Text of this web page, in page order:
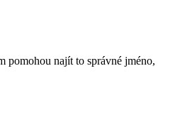
pomohou najít to správné jméno,